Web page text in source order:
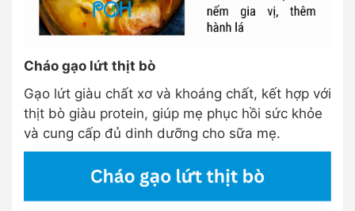
Cháo gạo lứt thịt bò
Gạo lứt giàu chất xơ và khoáng chất, kết hợp với
thịt bò giàu protein, giúp mẹ phục hồi sức khỏe
và cung cấp đủ dinh dưỡng cho sữa mẹ.